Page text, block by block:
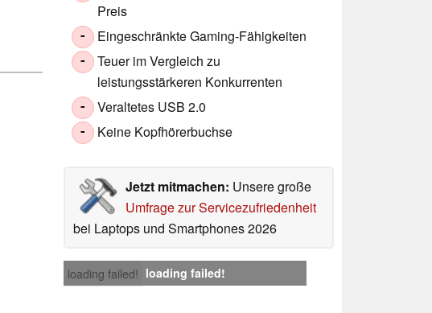
Preis
- Eingeschränkte Gaming-Fähigkeiten
-
Teuer im Vergleich zu
leistungsstärkeren Konkurrenten
- Veraltetes USB 2.0
- Keine Kopfhörerbuchse
Jetzt mitmachen: Unsere große
Umfrage zur Servicezufriedenheit
bei Laptops und Smartphones 2026
loading failed! loading failed!